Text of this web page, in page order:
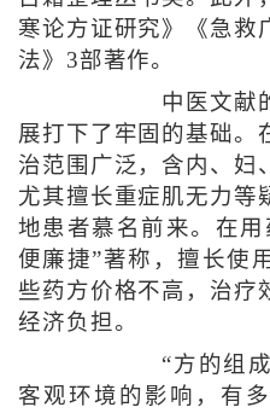
寒论方证研究》《急救
法》3部著作。
中医文献
展打下了牢固的基础。
治范围广泛，含内、妇
尤其擅长重症肌无力等
地患者慕名前来。在
便廉捷”著称，擅长使
些药方价格不高，治疗
经济负担。
“方的组
客观环境的影响，有